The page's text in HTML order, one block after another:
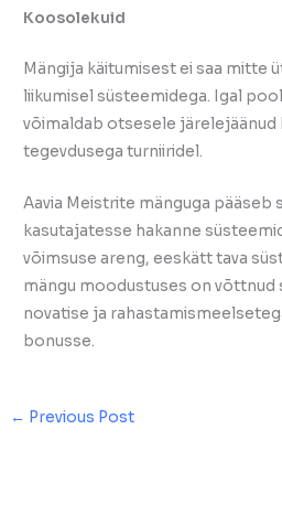
Koosolekuid
Mängija käitumisest ei saa mitte
liikumisel süsteemidega. Igal
võimaldab otsesele järelejäänud
tegevdusega turniiridel.
Aavia Meistrite mänguga pääseb
kasutajatesse hakanne
võimsuse areng, eeskätt tava
mängu moodustuses on võttnud
novatise ja
bonusse.
← Previous Post